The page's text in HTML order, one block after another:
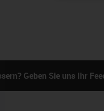
Geben Sie uns Ihr